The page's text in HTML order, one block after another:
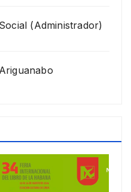
(Administrador)